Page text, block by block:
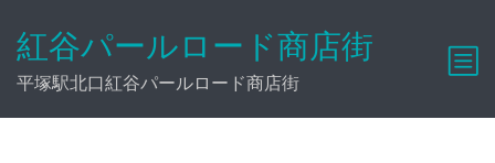
紅谷パールロード商店街
平塚駅北口紅谷パールロード商店街